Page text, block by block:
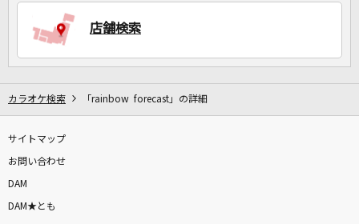
店舗検索
カラオケ検索 「rainbow forecast」の詳細
サイトマップ
お問い合わせ
DAM
DAM★とも